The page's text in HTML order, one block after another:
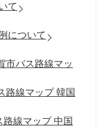
て
について
市バス路線マッ
路線マップ 韓国
線マップ 中国